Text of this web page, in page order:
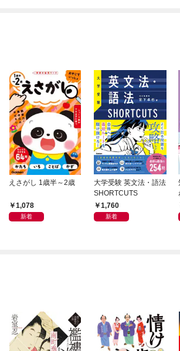
えさがし 1歳半～2歳
1,078
新着
大学受験 英文法・語法
SHORTCUTS
1,760
新着